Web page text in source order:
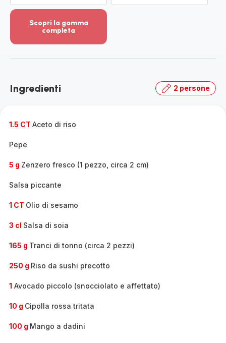
Scopri la gamma
completa
dettagli
la
Ingredienti 2 persone
1.5 CT Aceto di riso
Pepe
5 g Zenzero fresco (1 pezzo, circa 2 cm)
Salsa piccante
1 CT Olio di sesamo
3 cl Salsa di soia
165 g Tranci di tonno (circa 2 pezzi)
250 g Riso da sushi precotto
1 Avocado piccolo (snocciolato e affettato)
10 g Cipolla rossa tritata
100 g Mango a dadini